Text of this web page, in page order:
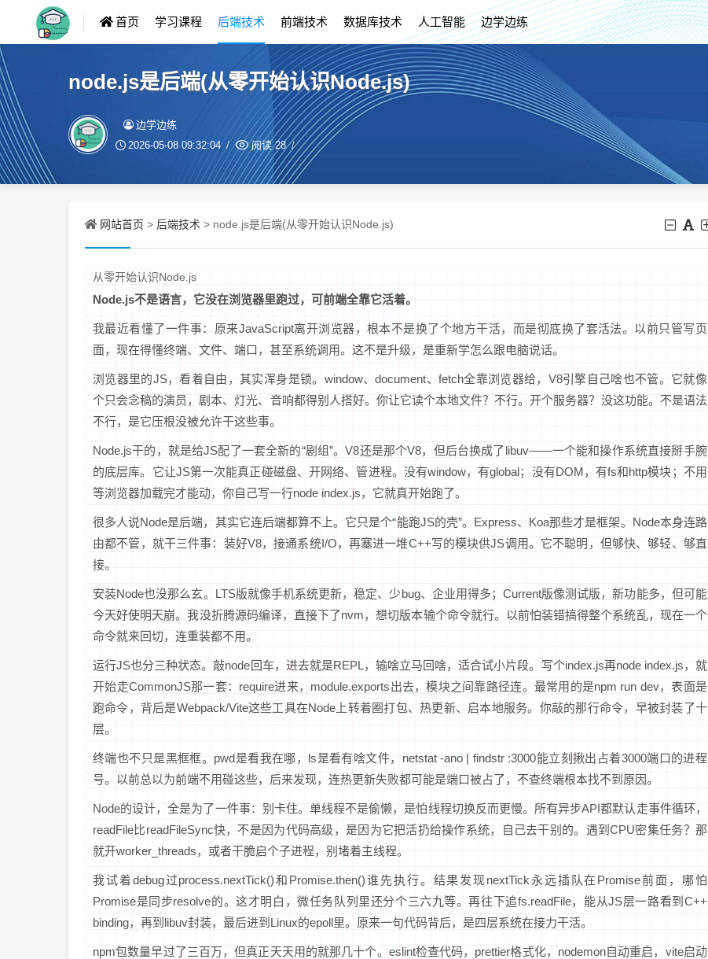
首页 学习课程 后端技术 前端技术 数据库技术 人工智能 边学边练
node.js是后端(从零开始认识Node.js)
边学边练
2026-05-08 09:32:04 阅读28
网站首页 > 后端技术 > node.js是后端(从零开始认识Node.js)
从零开始认识Node.js
Node.js不是语言，它没在浏览器里跑过，可前端全靠它活着。
我最近看懂了一件事：原来JavaScript离开浏览器，根本不是换了个地方干活，而是彻底换了套活法。以前只管写页
面，现在得懂终端、文件、端口，甚至系统调用。这不是升级，是重新学怎么跟电脑说话。
浏览器里的JS，看着自由，其实浑身是锁。window、document、fetch全靠浏览器给，V8引擎自己啥也不管。它就像
个只会念稿的演员，剧本、灯光、音响都得别人搭好。你让它读个本地文件？不行。开个服务器？没这功能。不是语法
不行，是它压根没被允许干这些事。
Node.js干的，就是给JS配了一套全新的“剧组”。V8还是那个V8，但后台换成了libuv——一个能和操作系统直接掰手腕
的底层库。它让JS第一次能真正碰磁盘、开网络、管进程。没有window，有global；没有DOM，有fs和http模块；不用
等浏览器加载完才能动，你自己写一行node index.js，它就真开始跑了。
很多人说Node是后端，其实它连后端都算不上。它只是个“能跑JS的壳”。Express、Koa那些才是框架。Node本身连路
由都不管，就干三件事：装好V8，接通系统I/O，再塞进一堆C++写的模块供JS调用。它不聪明，但够快、够轻、够直
接。
安装Node也没那么玄。LTS版就像手机系统更新，稳定、少bug、企业用得多；Current版像测试版，新功能多，但可能
今天好使明天崩。我没折腾源码编译，直接下了nvm，想切版本输个命令就行。以前怕装错搞得整个系统乱，现在一个
命令就来回切，连重装都不用。
运行JS也分三种状态。敲node回车，进去就是REPL，输啥立马回啥，适合试小片段。写个index.js再node index.js，就
开始走CommonJS那一套：require进来，module.exports出去，模块之间靠路径连。最常用的是npm run dev，表面是
跑命令，背后是Webpack/Vite这些工具在Node上转着圈打包、热更新、启本地服务。你敲的那行命令，早被封装了十
层。
终端也不只是黑框框。pwd是看我在哪，ls是看有啥文件，netstat -ano | findstr :3000能立刻揪出占着3000端口的进程
号。以前总以为前端不用碰这些，后来发现，连热更新失败都可能是端口被占了，不查终端根本找不到原因。
Node的设计，全是为了一件事：别卡住。单线程不是偷懒，是怕线程切换反而更慢。所有异步API都默认走事件循环，
readFile比readFileSync快，不是因为代码高级，是因为它把活扔给操作系统，自己去干别的。遇到CPU密集任务？那
就开worker_threads，或者干脆启个子进程，别堵着主线程。
我试着debug过process.nextTick()和Promise.then()谁先执行。结果发现nextTick永远插队在Promise前面，哪怕
Promise是同步resolve的。这才明白，微任务队列里还分个三六九等。再往下追fs.readFile，能从JS层一路看到C++
binding，再到libuv封装，最后进到Linux的epoll里。原来一句代码背后，是四层系统在接力干活。
npm包数量早过了三百万，但真正天天用的就那几十个。eslint检查代码，prettier格式化，nodemon自动重启，vite启动